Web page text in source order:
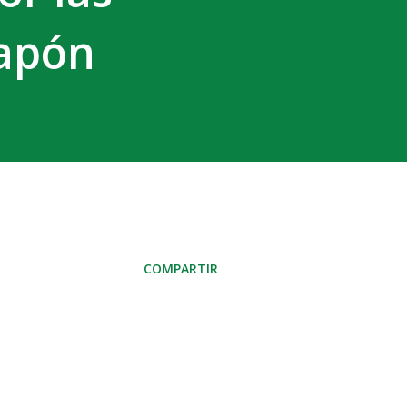
COMPARTIR